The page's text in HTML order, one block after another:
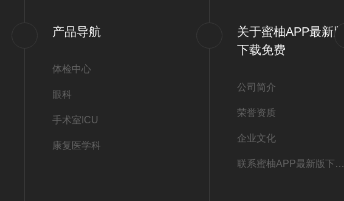
产品导航
体检中心
眼科
手术室ICU
康复医学科
关于蜜柚APP最新版
下载免费
公司简介
荣誉资质
企业文化
联系蜜柚APP最新版下载免费